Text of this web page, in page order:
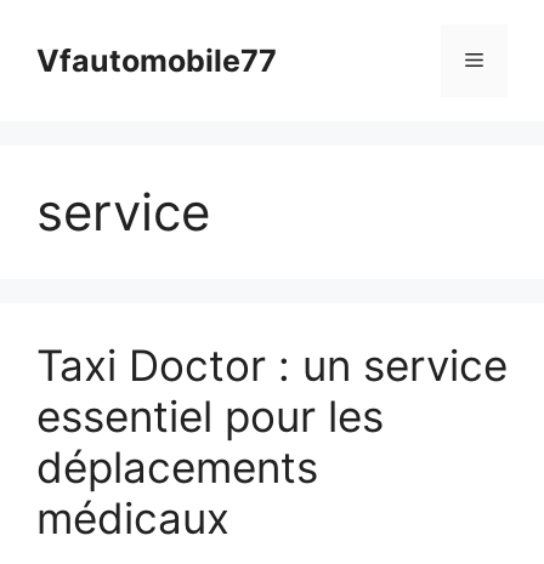
contenuVfautomobile77 Menu
service
Taxi Doctor : un service
essentiel pour les
déplacements
médicaux